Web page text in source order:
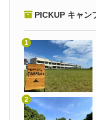
PICKUP キャン